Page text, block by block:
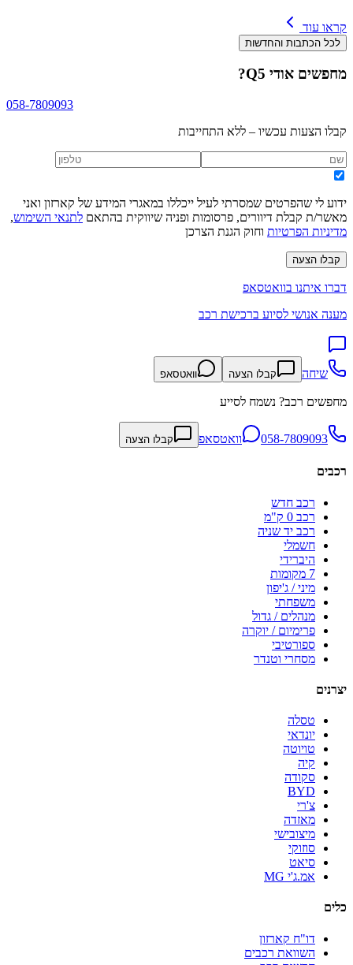
קראו עוד
לכל הכתבות והחדשות
מחפשים אודי Q5 ?
058-7809093
קבלו הצעות עכשיו – ללא התחייבות
ידוע לי שהפרטים שמסרתי לעיל ייכללו במאגרי המידע של קארזון ואני
מאשר/ת קבלת דיוורים, פרסומות ופניה שיווקית בהתאם לתנאי השימוש,
מדיניות הפרטיות וחוק הגנת הצרכן
קבלו הצעה
דברו איתנו בוואטסאפ
מענה אנושי לסיוע ברכישת רכב
שיחה קבלו הצעה וואטסאפ
מחפשים רכב? נשמח לסייע
058-7809093 וואטסאפ קבלו הצעה
רכבים
רכב חדש
רכב 0 ק"מ
רכב יד שניה
חשמלי
היברידי
7 מקומות
מיני / ג'יפון
משפחתי
מנהלים / גדול
פרימיום / יוקרה
ספורטיבי
מסחרי וטנדר
יצרנים
טסלה
יונדאי
טויוטה
קיה
סקודה
BYD
צ'רי
מאזדה
מיצובישי
סוזוקי
סיאט
אמ.ג'י MG
כלים
דו"ח קארזון
השוואת רכבים